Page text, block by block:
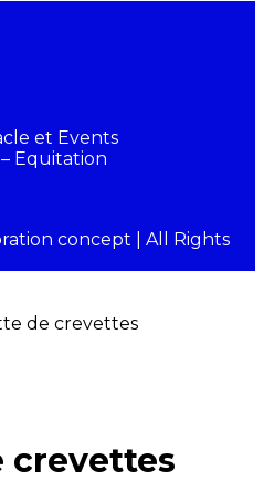
et Events
Equitation
concept | All Rights
de crevettes
crevettes